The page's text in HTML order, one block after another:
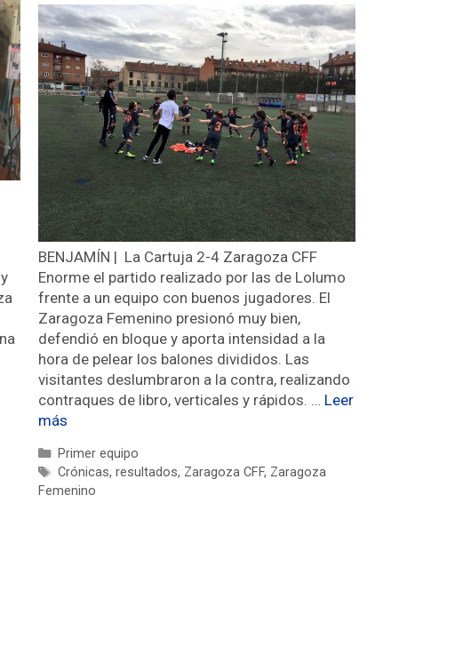
BENJAMÍN | La Cartuja 2-4 Zaragoza CFF
Enorme el partido realizado por las de Lolumo
frente a un equipo con buenos jugadores. El
Zaragoza Femenino presionó muy bien,
defendió en bloque y aporta intensidad a la
hora de pelear los balones divididos. Las
visitantes deslumbraron a la contra, realizando
contraques de libro, verticales y rápidos. … Leer
más
Primer equipo
Crónicas, resultados, Zaragoza CFF, Zaragoza
Femenino